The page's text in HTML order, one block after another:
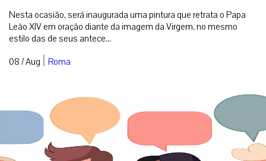
Nesta ocasião, será inaugurada uma pintura que retrata o Papa
Leão XIV em oração diante da imagem da Virgem, no mesmo
estilo das de seus antece...
08 / Aug | Roma